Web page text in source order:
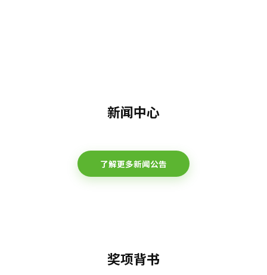
新闻中心
了解更多新闻公告
奖项背书